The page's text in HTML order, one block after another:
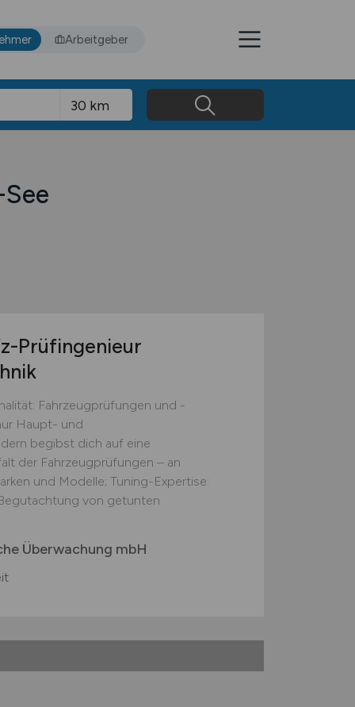
Arbeitgeber
Prüfingenieur
Fahrzeugprüfungen und -
Haupt- und
begibst dich auf eine
der Fahrzeugprüfungen – an
und Modelle; Tuning-Expertise:
von getunten
Überwachung mbH